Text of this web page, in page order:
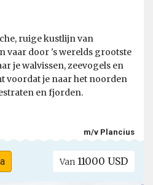
ruige kustlijn van
vaar door 's werelds grootste
je walvissen, zeevogels en
voordat je naar het noorden
en fjorden.
m/v Plancius
Van 11000 USD